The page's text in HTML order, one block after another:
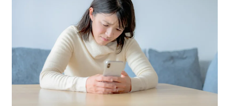
大阪 梅田（本院） 福岡 天神
神戸 三宮 福岡 天神